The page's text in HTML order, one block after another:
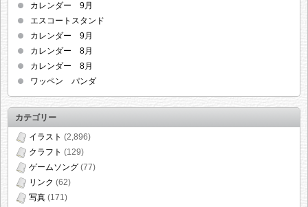
カレンダー 9月
エスコートスタンド
カレンダー 9月
カレンダー 8月
カレンダー 8月
ワッペン パンダ
カテゴリー
イラスト (2,896)
クラフト (129)
ゲームソング (77)
リンク (62)
写真 (171)